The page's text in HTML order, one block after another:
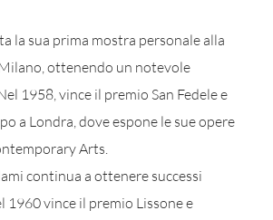
la sua prima mostra personale alla
ottenendo un notevole
1958, vince il premio San Fedele e
a Londra, dove espone le sue opere
Arts.
continua a ottenere successi
1960 vince il premio Lissone e